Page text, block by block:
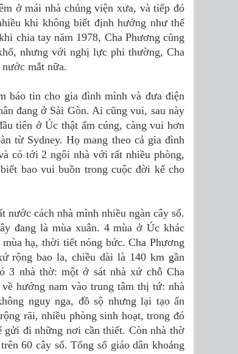
ở mái nhà chủng viện xưa, và tiếp đó
khi không biết định hướng như thế
chia tay năm 1978, Cha Phương cũng
nhưng với nghị lực phi thường, Cha
mắt nữa.
báo tin cho gia đình mình và đưa điện
đang ở Sài Gòn. Ai cũng vui, sau này
tiên ở Úc thật ấm cúng, càng vui hơn
từ Sydney. Họ mang theo cả gia đình
có tới 2 ngôi nhà với rất nhiều phòng,
bao vui buồn trong cuộc đời kể cho
cách nhà mình nhiều ngàn cây số.
đang là mùa xuân. 4 mùa ở Úc khác
hạ, thời tiết nóng bức. Cha Phương
rộng bao la, chiều dài là 140 km gần
3 nhà thờ: một ở sát nhà xứ chỗ Cha
hướng nam vào trung tâm thị tứ: nhà
nguy nga, đồ sộ nhưng lại tạo ấn
rãi, nhiều phòng sinh hoạt, trong đó
đi những nơi cần thiết. Còn nhà thờ
60 cây số. Tổng số giáo dân khoảng